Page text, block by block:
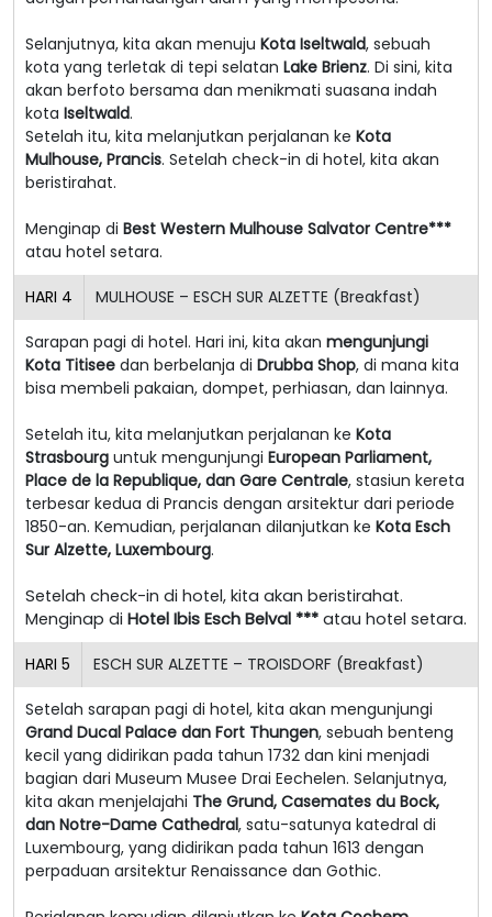
Selanjutnya, kita akan menuju Kota Iseltwald, sebuah
kota yang terletak di tepi selatan Lake Brienz. Di sini, kita
akan berfoto bersama dan menikmati suasana indah
kota Iseltwald.
Setelah itu, kita melanjutkan perjalanan ke Kota
Mulhouse, Prancis. Setelah check-in di hotel, kita akan
beristirahat.
Menginap di Best Western Mulhouse Salvator Centre***
atau hotel setara.
HARI 4 MULHOUSE – ESCH SUR ALZETTE (Breakfast)
Sarapan pagi di hotel. Hari ini, kita akan mengunjungi
Kota Titisee dan berbelanja di Drubba Shop, di mana kita
bisa membeli pakaian, dompet, perhiasan, dan lainnya.
Setelah itu, kita melanjutkan perjalanan ke Kota
Strasbourg untuk mengunjungi European Parliament,
Place de la Republique, dan Gare Centrale, stasiun kereta
terbesar kedua di Prancis dengan arsitektur dari periode
1850-an. Kemudian, perjalanan dilanjutkan ke Kota Esch
Sur Alzette, Luxembourg.
Setelah check-in di hotel, kita akan beristirahat.
Menginap di Hotel Ibis Esch Belval *** atau hotel setara.
HARI 5 ESCH SUR ALZETTE – TROISDORF (Breakfast)
Setelah sarapan pagi di hotel, kita akan mengunjungi
Grand Ducal Palace dan Fort Thungen, sebuah benteng
kecil yang didirikan pada tahun 1732 dan kini menjadi
bagian dari Museum Musee Drai Eechelen. Selanjutnya,
kita akan menjelajahi The Grund, Casemates du Bock,
dan Notre-Dame Cathedral, satu-satunya katedral di
Luxembourg, yang didirikan pada tahun 1613 dengan
perpaduan arsitektur Renaissance dan Gothic.